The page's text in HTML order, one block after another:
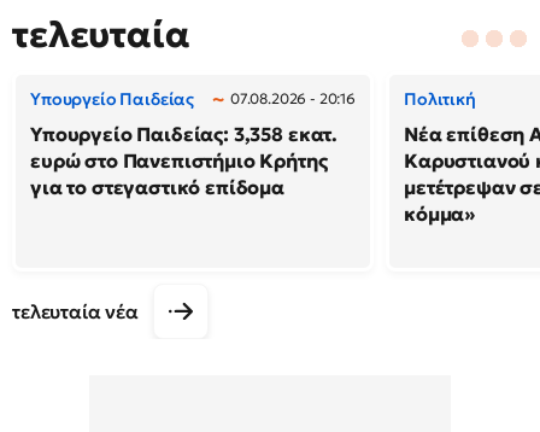
τελευταία
Υπουργείο Παιδείας 07.08.2026 - 20:16
Υπουργείο Παιδείας: 3,358 εκατ.
ευρώ στο Πανεπιστήμιο Κρήτης
για το στεγαστικό επίδομα
Πολιτική
Νέα επίθεση
Καρυστιανού
μετέτρεψαν
κόμμα»
τελευταία νέα